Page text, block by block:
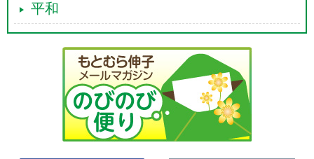
平和